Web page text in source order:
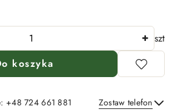
szt
koszyka
+48 724 661 881 Zostaw telefon